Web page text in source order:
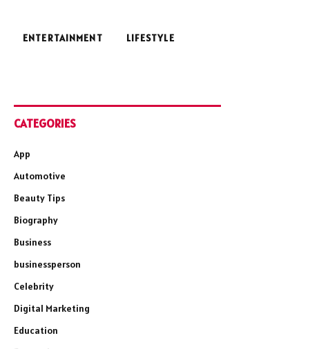
ENTERTAINMENT LIFESTYLE
CATEGORIES
App
Automotive
Beauty Tips
Biography
Business
businessperson
Celebrity
Digital Marketing
Education